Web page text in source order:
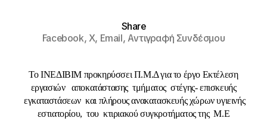
Share
Facebook,X, Email,Αντιγραφή Συνδέσμου
Το ΙΝΕΔΙΒΙΜ προκηρύσσει Π.Μ.Δ για το έργο Εκτέλεση
εργασιών αποκατάστασης τμήματος στέγης- επισκευής
εγκαταστάσεων και πλήρους ανακατασκευής χώρων υγιεινής
εστιατορίου, του κτιριακού συγκροτήματος της Μ.Ε